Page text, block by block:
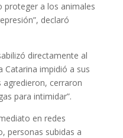
proteger a los animales
declaró
directamente al
Catarina impidió a sus
cerraron
para intimidar”.
en redes
personas subidas a